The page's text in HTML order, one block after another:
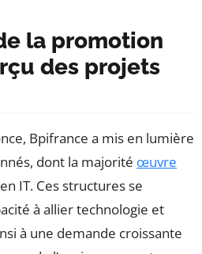
la promotion
des projets
Bpifrance a mis en lumière
dont la majorité œuvre
IT. Ces structures se
à allier technologie et
à une demande croissante